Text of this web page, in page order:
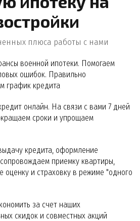
плюса работы с нами
военной ипотеки. Помогаем
ошибок. Правильно
график кредита
онлайн. На связи с вами 7 дней
сроки и упрощаем
кредита, оформление
приемку квартиры,
оценку и страховку в режиме "одного
за счет наших
скидок и совместных акций